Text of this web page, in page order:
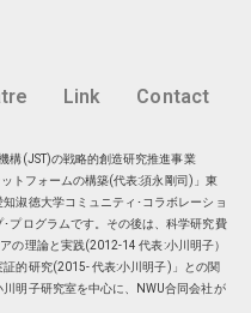
Link Contact
構(JST)の戦略的創造研究推進事業
トフォームの構築(代表:須永剛司)」東
淑徳大学コミュニティ･コラボレーショ
プログラムです。その後は、科学研究費
の理論と実践(2012-14 代表:小川明子）
証的研究(2015- 代表:小川明子)」との関
川明子研究室を中心に、 NWU合同会社が